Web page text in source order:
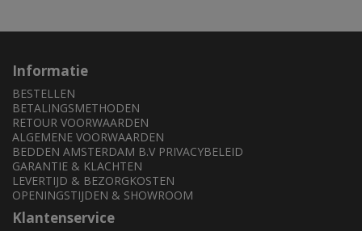
Informatie
BESTELLEN
BETALINGSMETHODEN
RETOUR VOORWAARDEN
ALGEMENE VOORWAARDEN
BEDDEN AMSTERDAM B.V PRIVACYBELEID
GARANTIE & KLACHTEN
LEVERTIJD & BEZORGKOSTEN
OPENINGSTIJDEN & SHOWROOM
Klantenservice